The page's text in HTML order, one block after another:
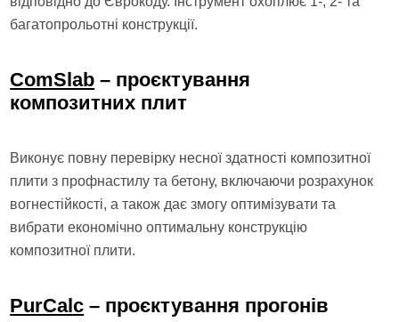
багатопрольотні конструкції.
ComSlab – проєктування
композитних плит
Виконує повну перевірку несної здатності композитної
плити з профнастилу та бетону, включаючи розрахунок
вогнестійкості, а також дає змогу оптимізувати та
вибрати економічно оптимальну конструкцію
композитної плити.
PurCalc – проєктування прогонів